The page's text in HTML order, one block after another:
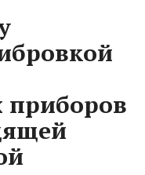
приборов